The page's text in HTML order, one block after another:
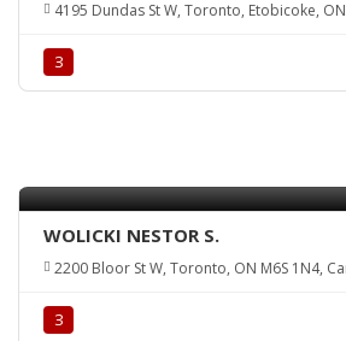
4195 Dundas St W, Toronto, Etobicoke,
З
WOLICKI NESTOR S.
2200 Bloor St W, Toronto, ON M6S 1N4,
З